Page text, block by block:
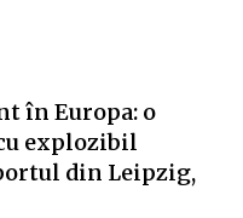
în Europa: o
explozibil
din Leipzig,